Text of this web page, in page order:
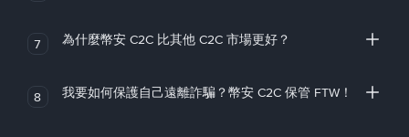
7 為什麼幣安 C2C 比其他 C2C 市場更好？
8 我要如何保護自己遠離詐騙？幣安 C2C 保管 FTW！